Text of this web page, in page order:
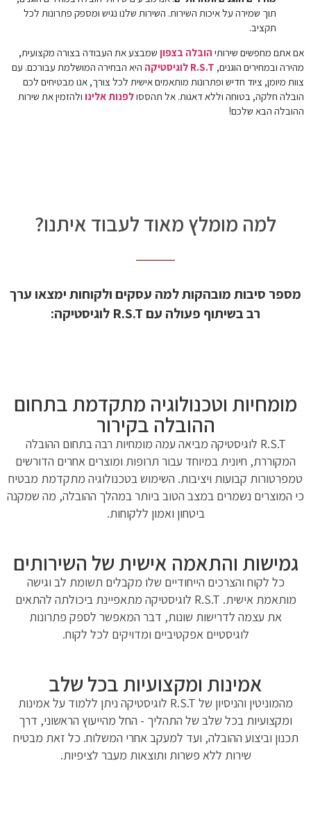
תוך שמירה על איכות השירות. השירות שלנו נגיש ומספק פתרונות לכל
תקציב.
אם אתם מחפשים שירותי הובלה בצפון שמבצע את העבודה בצורה מקצועית,
מהירה ובמחירים הוגנים, R.S.T לוגיסטיקה
היא הבחירה המושלמת עבורכם. עם
צוות מיומן, ציוד חדיש ופתרונות מותאמים אישית לכל צורך, אנו מבטיחים לכם
הובלה חלקה, בטוחה וללא דאגות. אל תהססולפנות אלינו ולהזמין את שירות
ההובלה הבא שלכם!
למה מומלץ מאוד לעבוד איתנו?
מספר סיבות מובהקות למה עסקים ולקוחות ימצאו ערך
רב בשיתוף פעולה עם R.S.T לוגיסטיקה:
מומחיות וטכנולוגיה מתקדמת בתחום
ההובלה בקירור
R.S.T לוגיסטיקה מביאה עמה מומחיות רבה בתחום ההובלה
המקוררת, חיונית במיוחד עבור תרופות ומוצרים אחרים הדורשים
טמפרטורות קבועות ויציבות. השימוש בטכנולוגיה מתקדמת מבטיח
כי המוצרים נשמרים במצב הטוב ביותר במהלך ההובלה, מה שמקנה
ביטחון ואמון ללקוחות.
גמישות והתאמה אישית של השירותים
כל לקוח והצרכים הייחודיים שלו מקבלים תשומת לב וגישה
מותאמת אישית. R.S.T לוגיסטיקה מתאפיינת ביכולתה להתאים
את עצמה לדרישות שונות, דבר המאפשר לספק פתרונות
לוגיסטיים אפקטיביים ומדויקים לכל לקוח.
אמינות ומקצועיות בכל שלב
מהמוניטין והניסיון של R.S.T לוגיסטיקה ניתן ללמוד על אמינות
ומקצועיות בכל שלב של התהליך - החל מהייעוץ הראשוני, דרך
תכנון וביצוע ההובלה, ועד למעקב אחרי המשלוח. כל זאת מבטיח
שירות ללא פשרות ותוצאות מעבר לציפיות.